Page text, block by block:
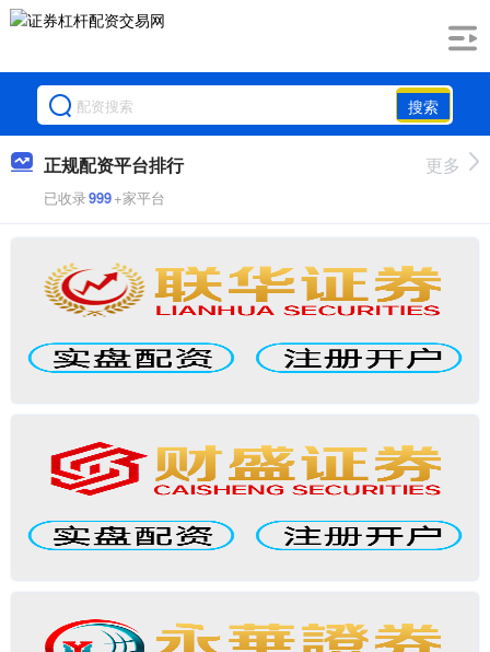
搜索
正规配资平台排行
已收录999+家平台
更多